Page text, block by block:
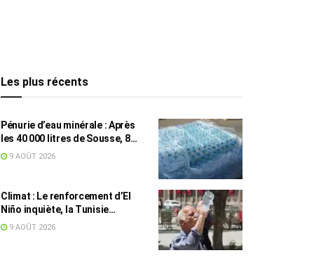
Les plus récents
Pénurie d’eau minérale : Après
les 40 000 litres de Sousse, 8
832 bouteilles saisies à Nabeul
9 AOÛT 2026
Climat : Le renforcement d’El
Niño inquiète, la Tunisie
concernée
9 AOÛT 2026